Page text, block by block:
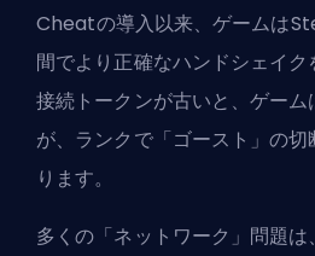
Cheatの導入以来、ゲームは
間でより正確なハンドシェイ
接続トークンが古いと、ゲー
が、ランクで「ゴースト」の
ります。
多くの「ネットワーク」問題